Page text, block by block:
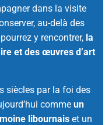
dans la visite
au-delà des
y rencontrer, la
et des œuvres d’art
siècles par la foi des
comme un
libournais et un